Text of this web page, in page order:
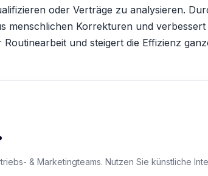
oder Verträge zu analysieren.
Korrekturen und verbessert
und steigert die Effizienz
& Marketingteams. Nutzen Sie künstliche